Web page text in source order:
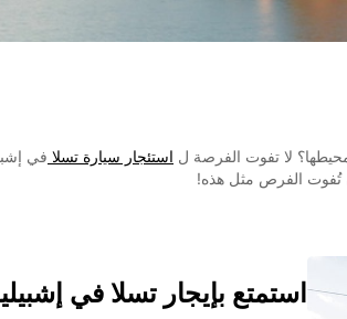
لا تفوت الفرصة ل استئجار سيارة تسلا في
تُفوت الفرص مثل هذه!
استمتع بإيجار تسلا في